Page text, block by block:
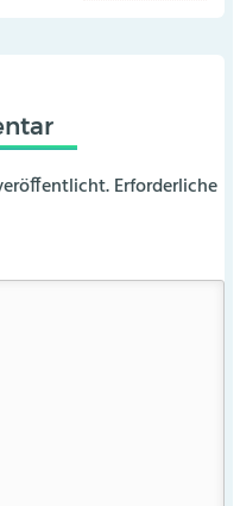
Erforderliche